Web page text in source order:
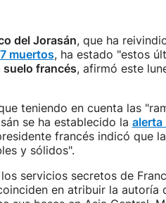
del Jorasán, que ha
muertos, ha estado "estos
francés, afirmó este
teniendo en cuenta las
se ha establecido la alerta
francés indicó que
y sólidos".
servicios secretos de
en atribuir la